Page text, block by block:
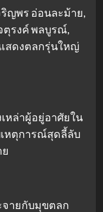
ญพร อ่อนละม้าย,
ตุรงค์ พลบูรณ์,
ดงตลกรุ่นใหญ่
หล่าผู้อยู่อาศัยใน
หตุการณ์สุดลี้ลับ
จายกับมุขตลก